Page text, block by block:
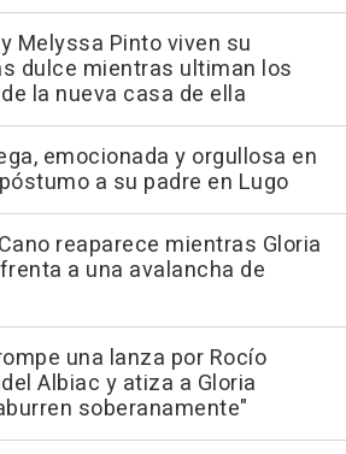
Melyssa Pinto viven su
dulce mientras ultiman los
la nueva casa de ella
emocionada y orgullosa en
a su padre en Lugo
reaparece mientras Gloria
a una avalancha de
una lanza por Rocío
Albiac y atiza a Gloria
soberanamente"